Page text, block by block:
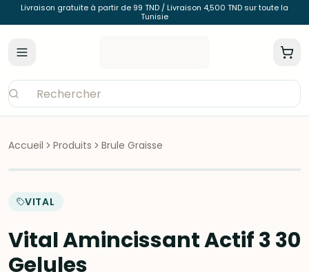
Livraison gratuite à partir de 99 TND / Livraison 4,500 TND sur toute la
Tunisie
Accueil Produits Brule Graisse
VITAL
Vital Amincissant Actif 3 30
Gelules